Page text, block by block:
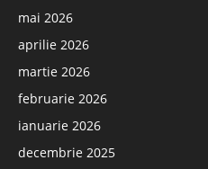
mai 2026
aprilie 2026
martie 2026
februarie 2026
ianuarie 2026
decembrie 2025